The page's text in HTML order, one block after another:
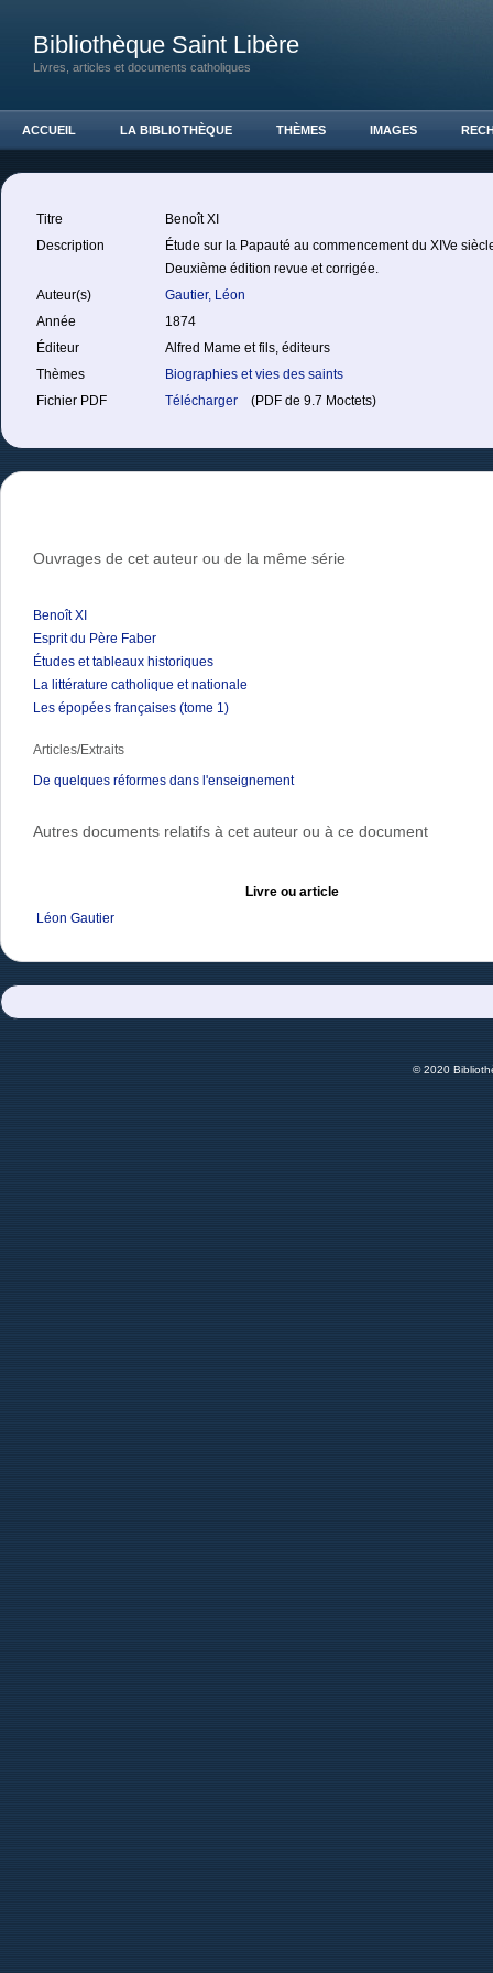
Bibliothèque Saint Libère
Livres, articles et documents catholiques
ACCUEIL LA BIBLIOTHÈQUE THÈMES IMAGES
Titre
Benoît XI
Description
Étude sur la Papauté au commencement du XIVe
Deuxième édition revue et corrigée.
Auteur(s)
Gautier, Léon
Année
1874
Éditeur
Alfred Mame et fils, éditeurs
Thèmes
Biographies et vies des saints
Fichier PDF
Télécharger (PDF de 9.7 Moctets)
Ouvrages de cet auteur ou de la même série
Benoît XI
Esprit du Père Faber
Études et tableaux historiques
La littérature catholique et nationale
Les épopées françaises (tome 1)
Articles/Extraits
De quelques réformes dans l'enseignement
Autres documents relatifs à cet auteur ou à ce document
Livre ou article
Léon Gautier
© 2020